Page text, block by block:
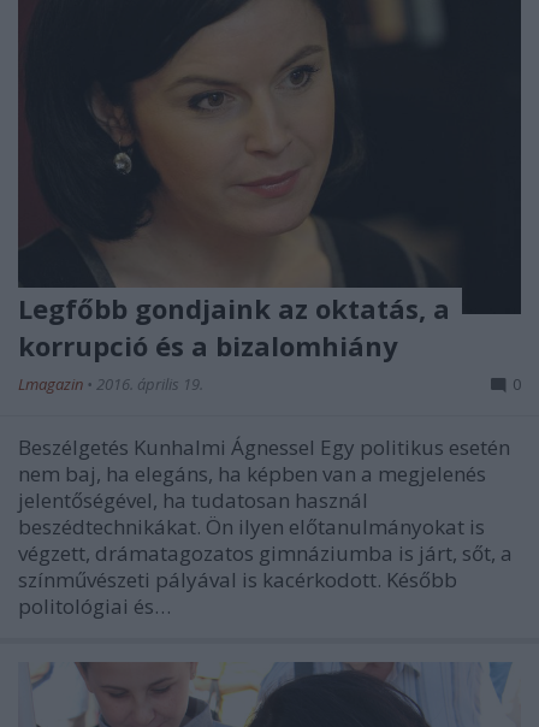
Legfőbb gondjaink az oktatás, a
korrupció és a bizalomhiány
Lmagazin • 2016. április 19. 0
Beszélgetés Kunhalmi Ágnessel Egy politikus esetén
nem baj, ha elegáns, ha képben van a megjelenés
jelentőségével, ha tudatosan használ
beszédtechnikákat. Ön ilyen előtanulmányokat is
végzett, drámatagozatos gimnáziumba is járt, sőt, a
színművészeti pályával is kacérkodott. Később
politológiai és…